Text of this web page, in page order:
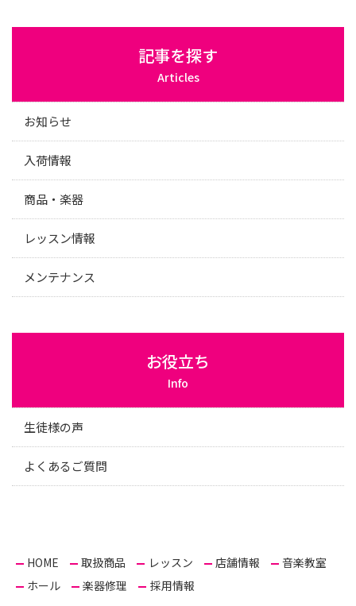
記事を探す
Articles
お知らせ
入荷情報
商品・楽器
レッスン情報
メンテナンス
お役立ち
Info
生徒様の声
よくあるご質問
HOME 取扱商品 レッスン 店舗情報
音楽教室
ホール
楽器修理 採用情報